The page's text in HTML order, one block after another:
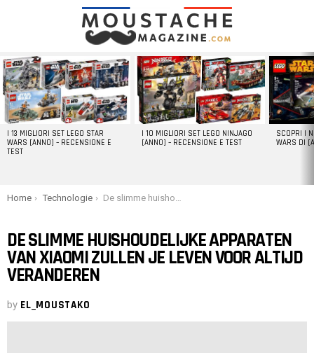
LATEST
STORIES
I 13 MIGLIORI SET LEGO STAR
WARS [ANNO] – RECENSIONE E
TEST
I 10 MIGLIORI SET LEGO NINJAGO
[ANNO] – RECENSIONE E TEST
SCOPRI I
WARS DI
You are here:
Home Technologie De slimme huishoudelijke apparaten van Xiaomi zullen je leven voor altijd veranderen
DE SLIMME HUISHOUDELIJKE APPARATEN
VAN XIAOMI ZULLEN JE LEVEN VOOR ALTIJD
VERANDEREN
by EL_MOUSTAKO